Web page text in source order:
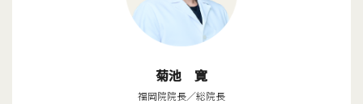
菊池 寛
福岡院院長／総院長